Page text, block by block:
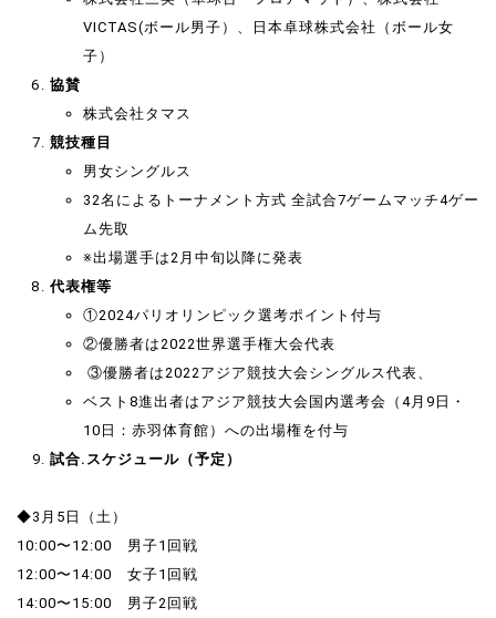
VICTAS(ボール男子）、日本卓球株式会社（ボール女
子）
協賛
株式会社タマス
競技種目
男女シングルス
32名によるトーナメント方式 全試合7ゲームマッチ4ゲー
ム先取
※出場選手は2月中旬以降に発表
代表権等
①2024パリオリンピック選考ポイント付与
②優勝者は2022世界選手権大会代表
③優勝者は2022アジア競技大会シングルス代表、
ベスト8進出者はアジア競技大会国内選考会（4月9日・
10日：赤羽体育館）への出場権を付与
試合. スケジュール（予定）
◆3月5日（土）
10:00〜12:00 男子1回戦
12:00〜14:00 女子1回戦
14:00〜15:00 男子2回戦